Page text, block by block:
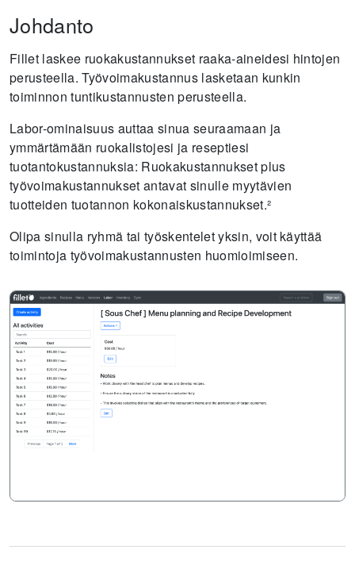
Johdanto
Fillet laskee ruokakustannukset raaka-aineidesi hintojen
perusteella. Työvoimakustannus lasketaan kunkin
toiminnon tuntikustannusten perusteella.
Labor-ominaisuus auttaa sinua seuraamaan ja
ymmärtämään ruokalistojesi ja reseptiesi
tuotantokustannuksia: Ruokakustannukset plus
työvoimakustannukset antavat sinulle myytävien
tuotteiden tuotannon kokonaiskustannukset.²
Olipa sinulla ryhmä tai työskentelet yksin, voit käyttää
toimintoja työvoimakustannusten huomioimiseen.